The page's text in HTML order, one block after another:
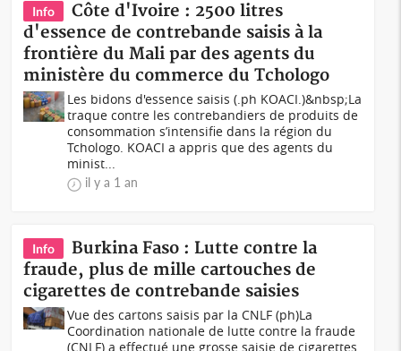
Info
Côte d'Ivoire : 2500 litres
d'essence de contrebande saisis à la
frontière du Mali par des agents du
ministère du commerce du Tchologo
Les bidons d'essence saisis (.ph KOACI.)&nbsp;La
traque contre les contrebandiers de produits de
consommation s’intensifie dans la région du
Tchologo. KOACI a appris que des agents du
minist...
il y a 1 an
Info
Burkina Faso : Lutte contre la
fraude, plus de mille cartouches de
cigarettes de contrebande saisies
Vue des cartons saisis par la CNLF (ph)La
Coordination nationale de lutte contre la fraude
(CNLF) a effectué une grosse saisie de cigarettes